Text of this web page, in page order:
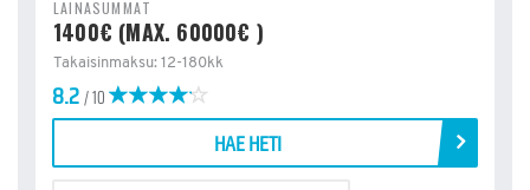
LAINASUMMAT
1400€ (MAX. 60000€ )
Takaisinmaksu: 12-180kk
8.2/ 10
HAE HETI